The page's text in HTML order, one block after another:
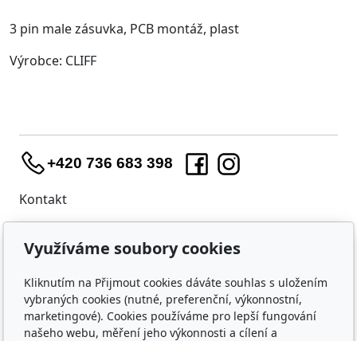
3 pin male zásuvka, PCB montáž, plast
Výrobce: CLIFF
+420 736 683 398
Kontakt
Útěchovská 224/1
IČO: 23218550
Nákup
Využíváme soubory cookies
Kliknutím na Přijmout cookies dáváte souhlas s uložením
vybraných cookies (nutné, preferenční, výkonnostní,
marketingové). Cookies používáme pro lepší fungování
našeho webu, měření jeho výkonnosti a cílení a